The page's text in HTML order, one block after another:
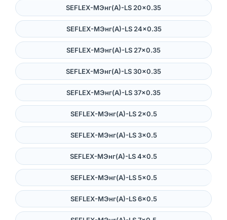
SEFLEX-MЭнг(А)-LS 20×0.35
SEFLEX-MЭнг(А)-LS 24×0.35
SEFLEX-MЭнг(А)-LS 27×0.35
SEFLEX-MЭнг(А)-LS 30×0.35
SEFLEX-MЭнг(А)-LS 37×0.35
SEFLEX-MЭнг(А)-LS 2×0.5
SEFLEX-MЭнг(А)-LS 3×0.5
SEFLEX-MЭнг(А)-LS 4×0.5
SEFLEX-MЭнг(А)-LS 5×0.5
SEFLEX-MЭнг(А)-LS 6×0.5